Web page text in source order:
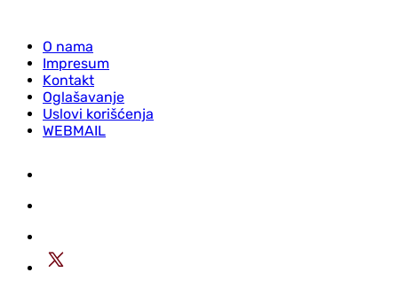
O nama
Impresum
Kontakt
Oglašavanje
Uslovi korišćenja
WEBMAIL